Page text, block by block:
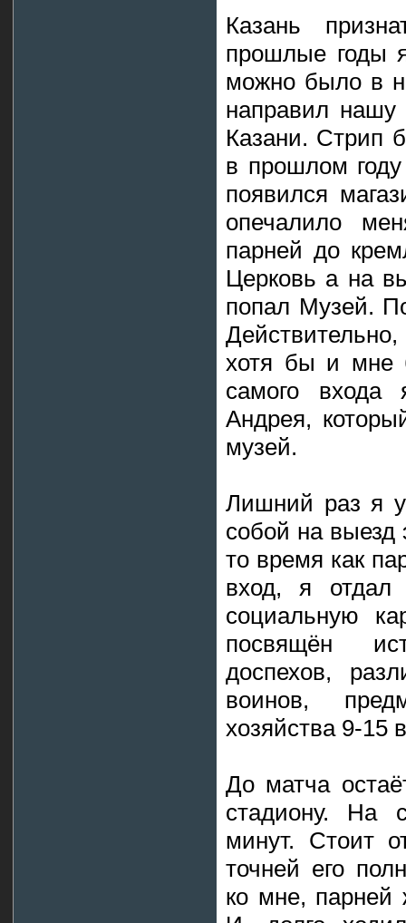
Казань
прошлые годы
можно было в
направил
Казани. Стрип
в прошлом
появился
опечалило
парней до
Церковь а на
попал Музей.
хотя бы и мне
самого входа
Андрея,
музей.
Лишний раз я
собой на выезд
то время как
вход, я отдал
социальную
посвящён
доспехов,
воинов,
хозяйства 9-15
До матча
стадиону. На
минут. Стоит
точней его
ко мне, парней